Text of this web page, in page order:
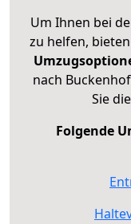
Um Ihnen bei
zu helfen,
nach
Sie
Folgende